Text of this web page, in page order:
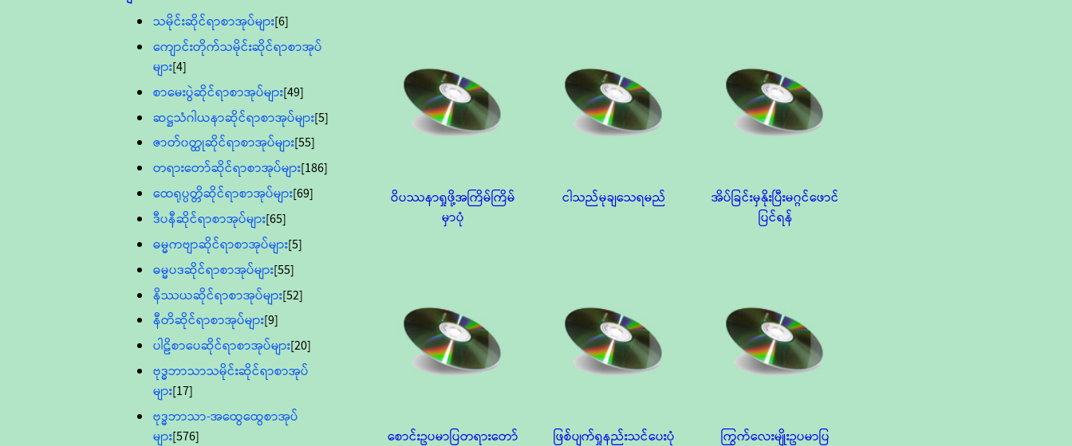
သမိုင်းဆိုင်ရာစာအုပ်များ[6]
ကျောင်းတိုက်သမိုင်းဆိုင်ရာစာအုပ်
များ[4]
စာမေးပွဲဆိုင်ရာစာအုပ်များ[49]
ဆဋ္ဌသံဂါယနာဆိုင်ရာစာအုပ်များ[5]
ဇာတ်၀တ္ထုဆိုင်ရာစာအုပ်များ[55]
တရားတော်ဆိုင်ရာစာအုပ်များ[186]
ထေရုပ္ပတ္တိဆိုင်ရာစာအုပ်များ[69]
ဒီပနီဆိုင်ရာစာအုပ်များ[65]
ဓမ္မကဗျာဆိုင်ရာစာအုပ်များ[5]
ဓမ္မပဒဆိုင်ရာစာအုပ်များ[55]
နိဿယဆိုင်ရာစာအုပ်များ[52]
နီတိဆိုင်ရာစာအုပ်များ[9]
ပါဠိစာပေဆိုင်ရာစာအုပ်များ[20]
ဗုဒ္ဓဘာသာသမိုင်းဆိုင်ရာစာအုပ်
များ[17]
ဗုဒ္ဓဘာသာ-အထွေထွေစာအုပ်
များ[576]
ဝိပဿနာရှုဖို့အကြိမ်ကြိမ်
မှာပုံ
ငါသည်မုချသေရမည်
အိပ်ခြင်းမှနိုးပြီးမဂ္ဂင်ဖောင်
ပြင်ရန်
စောင်းဥပမာပြတရားတော်
ဖြစ်ပျက်ရှုနည်းသင်ပေးပုံ
ကြွက်လေးမျိုးဥပမာပြ